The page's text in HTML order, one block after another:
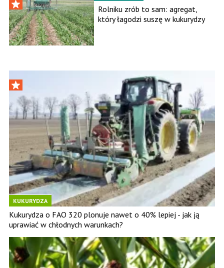
Rolniku zrób to sam: agregat,
który łagodzi suszę w kukurydzy
KUKURYDZA
Kukurydza o FAO 320 plonuje nawet o 40% lepiej - jak ją
uprawiać w chłodnych warunkach?